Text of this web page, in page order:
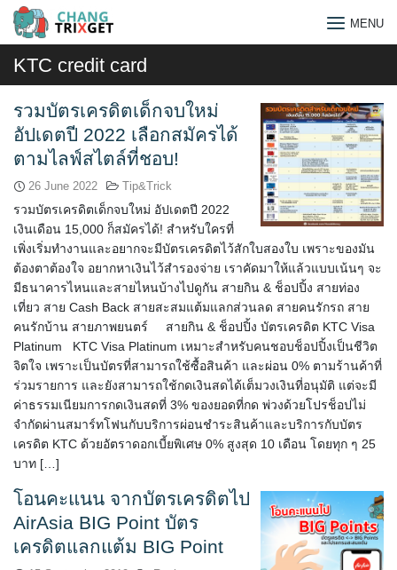
Skip
Search
for:
MENU
KTC credit card
รวมบัตรเครดิตเด็กจบใหม่
อัปเดตปี 2022 เลือกสมัครได้
ตามไลฟ์สไตล์ที่ชอบ!
26 June 2022 Tip&Trick
รวมบัตรเครดิตเด็กจบใหม่ อัปเดตปี 2022
เงินเดือน 15,000 ก็สมัครได้! สำหรับใครที่
เพิ่งเริ่มทำงานและอยากจะมีบัตรเครดิตไว้สักใบสองใบ เพราะของมัน
ต้องตาต้องใจ อยากหาเงินไว้สำรองจ่าย เราคัดมาให้แล้วแบบเน้นๆ จะ
มีธนาคารไหนและสายไหนบ้างไปดูกัน สายกิน & ช็อปปิ้ง สายท่อง
เที่ยว สาย Cash Back สายสะสมแต้มแลกส่วนลด สายคนรักรถ สาย
คนรักบ้าน สายภาพยนตร์ สายกิน & ช็อปปิ้ง บัตรเครดิต KTC Visa
Platinum KTC Visa Platinum เหมาะสำหรับคนชอบช็อปปิ้งเป็นชีวิต
จิตใจ เพราะเป็นบัตรที่สามารถใช้ซื้อสินค้า และผ่อน 0% ตามร้านค้าที่
ร่วมรายการ และยังสามารถใช้กดเงินสดได้เต็มวงเงินที่อนุมัติ แต่จะมี
ค่าธรรมเนียมการกดเงินสดที่ 3% ของยอดที่กด พ่วงด้วยโปรช็อปไม่
จำกัดผ่านสมาร์ทโฟนกับบริการผ่อนชำระสินค้าและบริการกับบัตร
เครดิต KTC ด้วยอัตราดอกเบี้ยพิเศษ 0% สูงสุด 10 เดือน โดยทุก ๆ 25
บาท […]
โอนคะแนน จากบัตรเครดิตไป
AirAsia BIG Point บัตร
เครดิตแลกแต้ม BIG Point